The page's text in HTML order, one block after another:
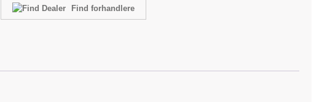
Find forhandlere